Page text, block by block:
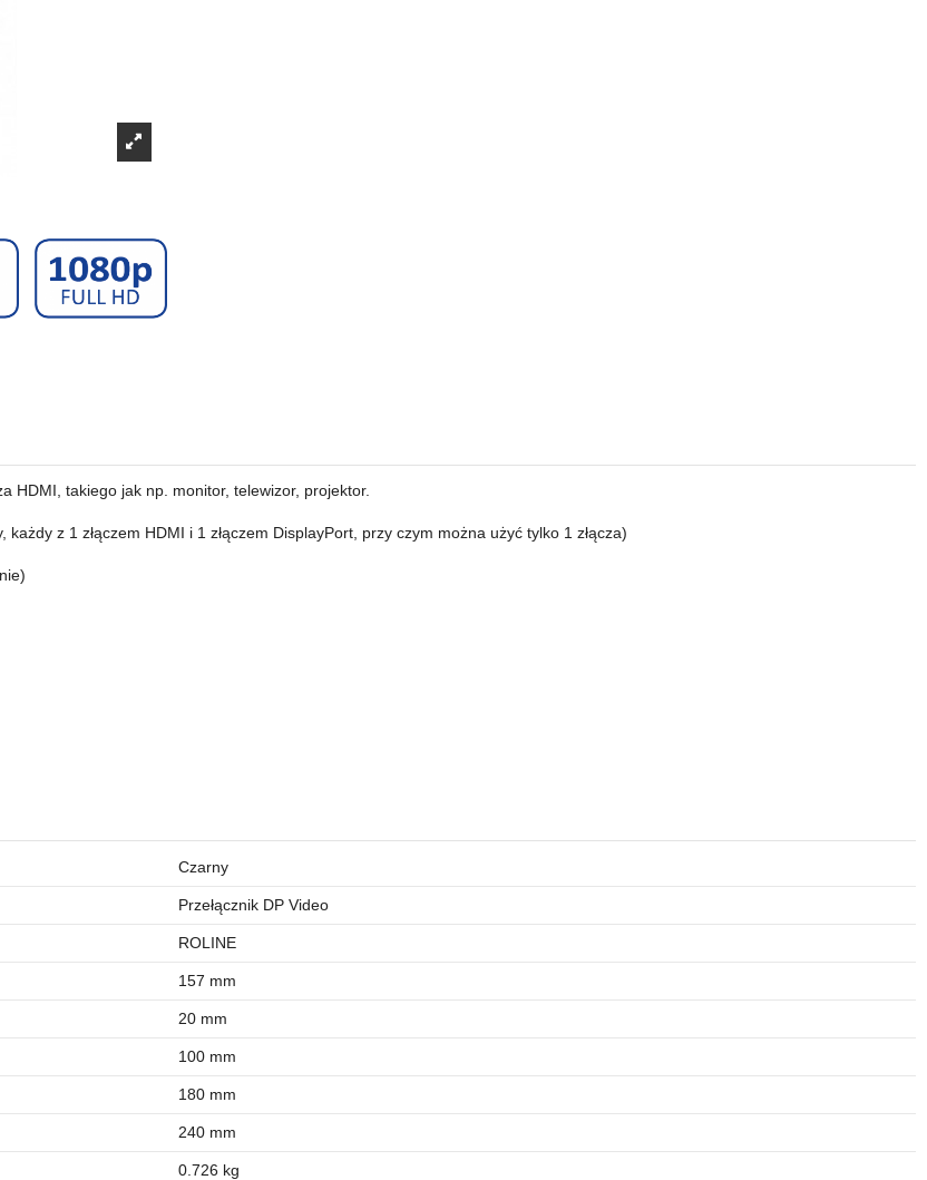
HDMI, takiego jak np. monitor, telewizor, projektor.
z 1 złączem HDMI i 1 złączem DisplayPort, przy czym można użyć tylko 1 złącza)
Czarny
Przełącznik DP Video
ROLINE
157 mm
20 mm
100 mm
180 mm
240 mm
0.726 kg